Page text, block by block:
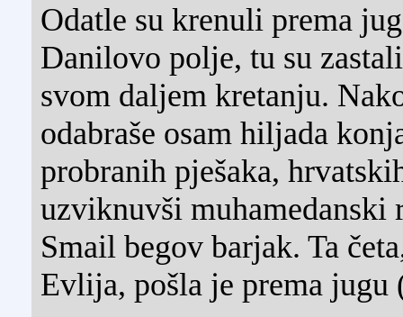
Odatle su krenuli prema
Danilovo polje, tu su
svom daljem kretanju.
odabraše osam hiljada
probranih pješaka,
uzviknuvši muhamedanski
Smail begov barjak. Ta
Evlija, pošla je prema jugu